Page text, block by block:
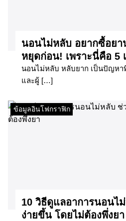
นอนไม่หลับ อยากซื้อยา
หยุดก่อน! เพราะนี่คือ 5
นอนไม่หลับ หลับยาก เป็นปัญหา
และผู้ […]
ข้อมูลอินโฟกราฟิก
10 วิธีดูแลอาการนอนไ
ง่ายขึ้น โดยไม่ต้องพึ่งยา